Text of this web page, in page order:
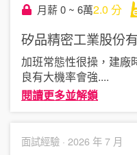
月薪 0 ~ 6萬2.0 分
矽品精密工業股份
加班常態性很操，建廠
良有大機率會強....
閱讀更多並解鎖
面試經驗 · 2026 年 7 月